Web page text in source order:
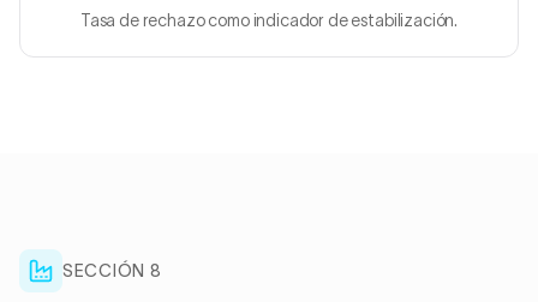
Tasa de rechazo como indicador de estabilización.
SECCIÓN 8